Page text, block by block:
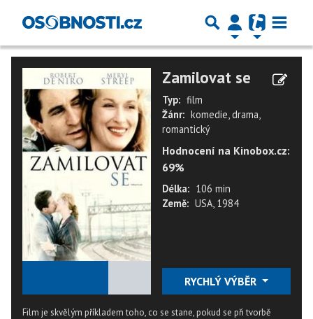
Zamilovat se
Typ: film
Žánr: komedie, drama,
romantický
Hodnocení na Kinobox.cz:
69%
Délka: 106 min
Země: USA, 1984
RYCHLÝ VÝBĚR
Film je skvělým příkladem toho, co se stane, pokud se při tvorbě